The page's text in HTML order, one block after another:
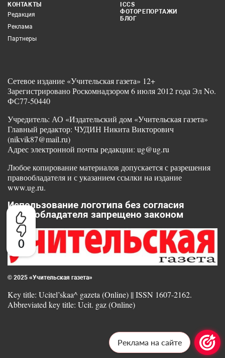
0
КОНТАКТЫ
Редакция
Реклама
Партнеры
ICCS
ФОТОРЕПОРТАЖИ
БЛОГ
Сетевое издание «Учительская газета» 12+
Зарегистрировано Роскомнадзором 6 июля 2012 года Эл No.
ФС77-50440
Учредитель: АО «Издательский дом «Учительская газета»
Главный редактор: ЧУДИН Никита Викторович
(nikvik87@mail.ru)
Адрес электронной почты редакции: ug@ug.ru
Любое копирование материалов допускается с разрешения
правообладателя и с указанием ссылки на издание
www.ug.ru.
Использование логотипа без согласия
правообладателя запрещено законом
© 2025 «Учительская газета»
Key title: Ucitel’skaa^ gazeta (Online) || ISSN 1607-2162.
Abbreviated key title: Ucit. gaz (Online)
Реклама на сайте